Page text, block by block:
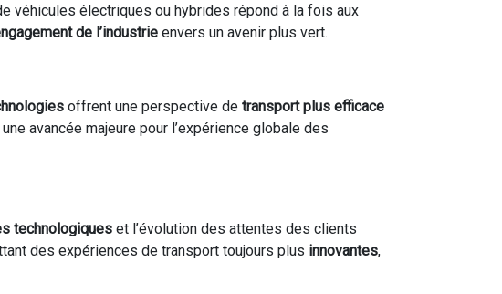
véhicules électriques ou hybrides répond à la fois aux
de l’industrie envers un avenir plus vert.
offrent une perspective de transport plus efficace
avancée majeure pour l’expérience globale des
technologiques et l’évolution des attentes des clients
des expériences de transport toujours plus innovantes,